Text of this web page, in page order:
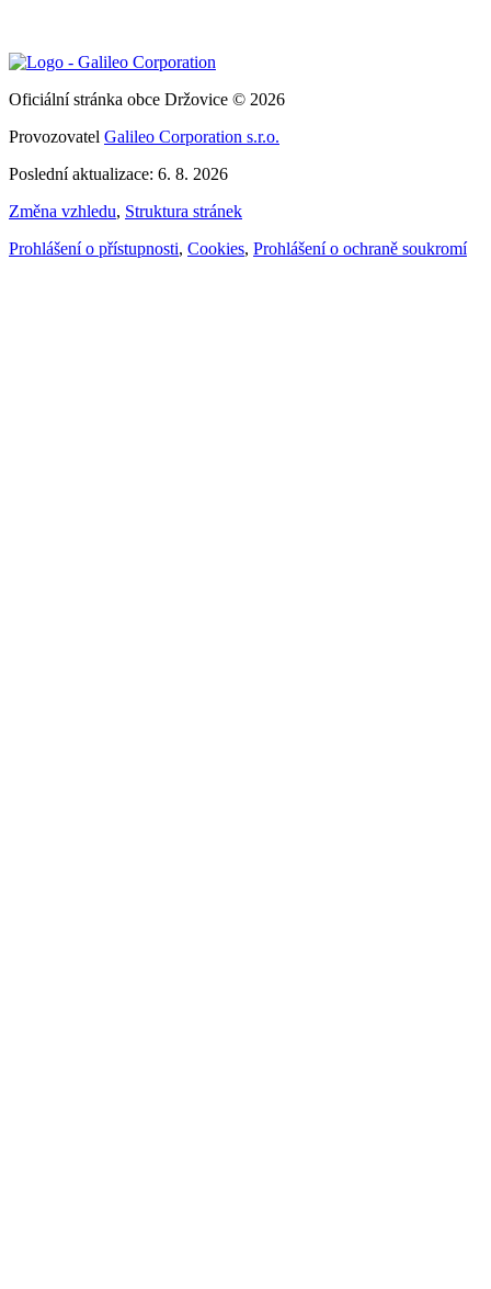
Oficiální stránka obce Držovice © 2026
Provozovatel Galileo Corporation s.r.o.
Poslední aktualizace: 6. 8. 2026
Změna vzhledu, Struktura stránek
Prohlášení o přístupnosti, Cookies, Prohlášení o ochraně soukromí